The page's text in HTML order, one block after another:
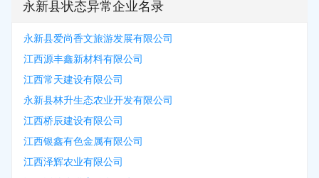
永新县状态异常企业名录
永新县爱尚香文旅游发展有限公司
江西源丰鑫新材料有限公司
江西常天建设有限公司
永新县林升生态农业开发有限公司
江西桥辰建设有限公司
江西银鑫有色金属有限公司
江西泽辉农业有限公司